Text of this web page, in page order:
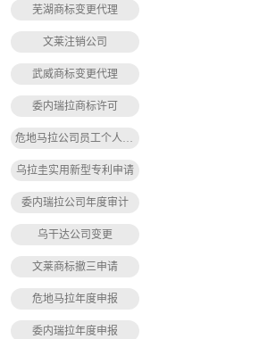
芜湖商标变更代理
文莱注销公司
武威商标变更代理
委内瑞拉商标许可
危地马拉公司员工个人所得税缴纳
乌拉圭实用新型专利申请
委内瑞拉公司年度审计
乌干达公司变更
文莱商标撤三申请
危地马拉年度申报
委内瑞拉年度申报